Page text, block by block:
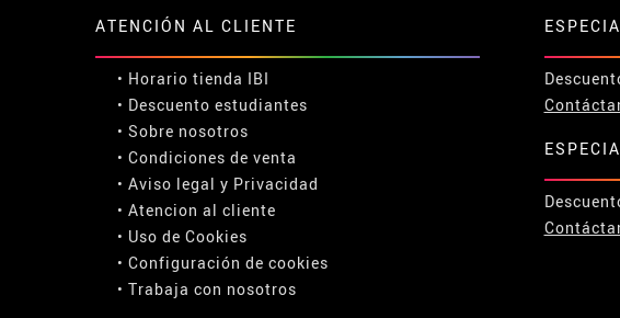
ATENCIÓN AL CLIENTE
• Horario tienda IBI
• Descuento estudiantes
• Sobre nosotros
• Condiciones de venta
• Aviso legal y Privacidad
• Atencion al cliente
• Uso de Cookies
• Configuración de cookies
• Trabaja con nosotros